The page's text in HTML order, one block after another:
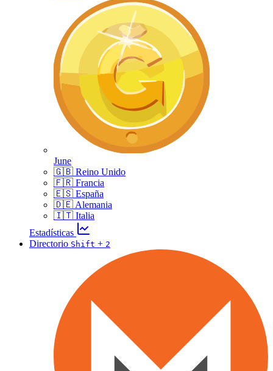
June
🇬🇧 Reino Unido
🇫🇷 Francia
🇪🇸 España
🇩🇪 Alemania
🇮🇹 Italia
Estadísticas
Directorio Shift + 2